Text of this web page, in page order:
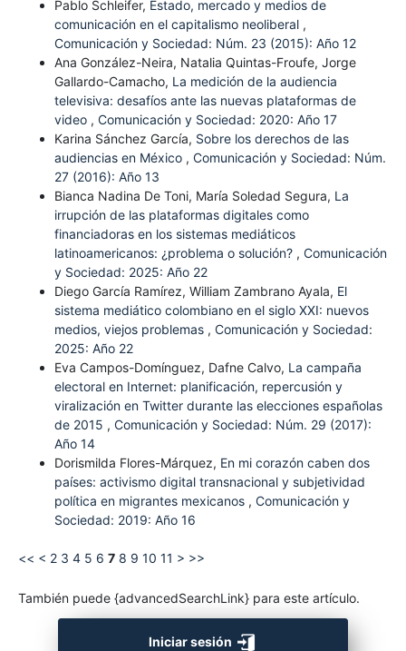
Pablo Schleifer, Estado, mercado y medios de
comunicación en el capitalismo neoliberal ,
Comunicación y Sociedad: Núm. 23 (2015): Año 12
Ana González-Neira, Natalia Quintas-Froufe, Jorge
Gallardo-Camacho, La medición de la audiencia
televisiva: desafíos ante las nuevas plataformas de
video , Comunicación y Sociedad: 2020: Año 17
Karina Sánchez García, Sobre los derechos de las
audiencias en México , Comunicación y Sociedad: Núm.
27 (2016): Año 13
Bianca Nadina De Toni, María Soledad Segura, La
irrupción de las plataformas digitales como
financiadoras en los sistemas mediáticos
latinoamericanos: ¿problema o solución? , Comunicación
y Sociedad: 2025: Año 22
Diego García Ramírez, William Zambrano Ayala, El
sistema mediático colombiano en el siglo XXI: nuevos
medios, viejos problemas , Comunicación y Sociedad:
2025: Año 22
Eva Campos-Domínguez, Dafne Calvo, La campaña
electoral en Internet: planificación, repercusión y
viralización en Twitter durante las elecciones españolas
de 2015 , Comunicación y Sociedad: Núm. 29 (2017):
Año 14
Dorismilda Flores-Márquez, En mi corazón caben dos
países: activismo digital transnacional y subjetividad
política en migrantes mexicanos , Comunicación y
Sociedad: 2019: Año 16
<< < 2 3 4 5 6 7 8 9 10 11 > >>
También puede {advancedSearchLink} para este artículo.
Iniciar sesión